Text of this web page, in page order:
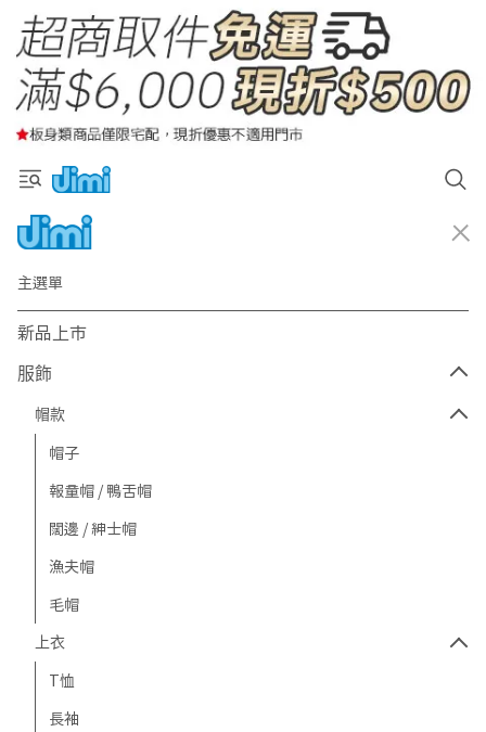
主選單
新品上市
服飾
帽款
帽子
報童帽 / 鴨舌帽
闊邊 / 紳士帽
漁夫帽
毛帽
上衣
T恤
長袖